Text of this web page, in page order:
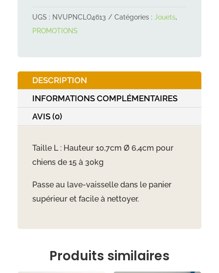
-
Jouet
noire
UGS : NVUPNCLO4613 Catégories : Jouets,
PROMOTIONS
DESCRIPTION
INFORMATIONS COMPLÉMENTAIRES
AVIS (0)
Taille L : Hauteur 10,7cm Ø 6,4cm pour
chiens de 15 à 30kg
Passe au lave-vaisselle dans le panier
supérieur et facile à nettoyer.
Produits similaires